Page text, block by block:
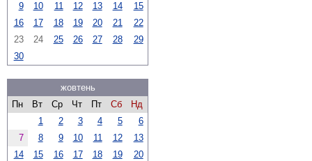
9
10 11 12 13 14
15
16
17 18 19 20 21
22
23
24 25 26 27 28
29
30
жовтень
Пн
Вт Ср Чт Пт Сб
Нд
1
2 3 4 5
6
7
8 9 10 11 12
13
14
15 16 17 18 19
20